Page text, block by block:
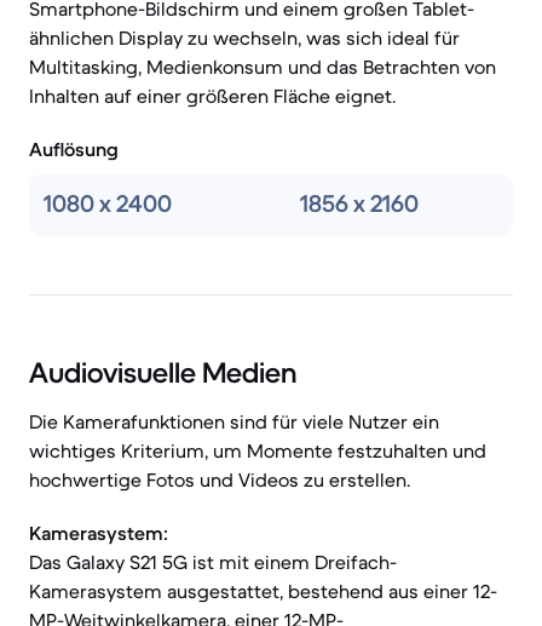
Smartphone-Bildschirm und einem großen Tablet-
ähnlichen Display zu wechseln, was sich ideal für
Multitasking, Medienkonsum und das Betrachten von
Inhalten auf einer größeren Fläche eignet.
Auflösung
1080 x 2400 1856 x 2160
Audiovisuelle Medien
Die Kamerafunktionen sind für viele Nutzer ein
wichtiges Kriterium, um Momente festzuhalten und
hochwertige Fotos und Videos zu erstellen.
Kamerasystem:
Das Galaxy S21 5G ist mit einem Dreifach-
Kamerasystem ausgestattet, bestehend aus einer 12-
MP-Weitwinkelkamera, einer 12-MP-